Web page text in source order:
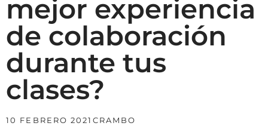
mejor experiencia
de colaboración
durante tus
clases?
10 FEBRERO 2021 CRAMBO